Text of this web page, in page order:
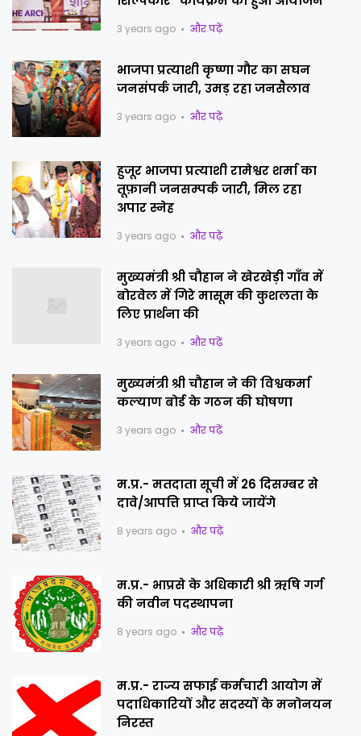
3 years ago और पढ़ें
भाजपा प्रत्याशी कृष्णा गौर का सघन
जनसंपर्क जारी, उमड़ रहा जनसैलाव
3 years ago और पढ़ें
हुजूर भाजपा प्रत्याशी रामेश्वर शर्मा का
तूफ़ानी जनसम्पर्क जारी, मिल रहा
अपार स्नेह
3 years ago और पढ़ें
मुख्यमंत्री श्री चौहान ने खेरखेड़ी गाँव में
बोरवेल में गिरे मासूम की कुशलता के
लिए प्रार्थना की
3 years ago और पढ़ें
मुख्यमंत्री श्री चौहान ने की विश्वकर्मा
कल्याण बोर्ड के गठन की घोषणा
3 years ago और पढ़ें
म.प्र.- मतदाता सूची में 26 दिसम्बर से
दावे/आपत्ति प्राप्त किये जायेंगे
8 years ago और पढ़ें
म.प्र.- भाप्रसे के अधिकारी श्री ऋषि गर्ग
की नवीन पदस्थापना
8 years ago और पढ़ें
म.प्र.- राज्य सफाई कर्मचारी आयोग में
पदाधिकारियों और सदस्यों के मनोनयन
निरस्त